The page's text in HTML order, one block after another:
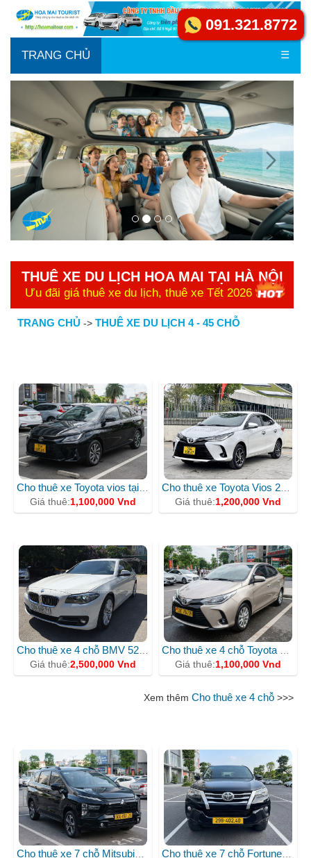
TRANG CHỦ ☰
THUÊ XE DU LỊCH HOA MAI TẠI HÀ NỘI
Ưu đãi giá thuê xe du lịch, thuê xe Tết 2026
TRANG CHỦ -> THUÊ XE DU LỊCH 4 - 45 CHỖ
Cho thuê xe Toyota vios tại cầu giấy
Giá thuê:1,100,000 Vnd
Cho thuê xe Toyota Vios 2025 uy tín nhất Hà Nội
Giá thuê:1,200,000 Vnd
Giá thuê:2,500,000 Vnd
Giá thuê:1,100,000 Vnd
Xem thêm Cho thuê xe 4 chỗ >>>
091.321.8772